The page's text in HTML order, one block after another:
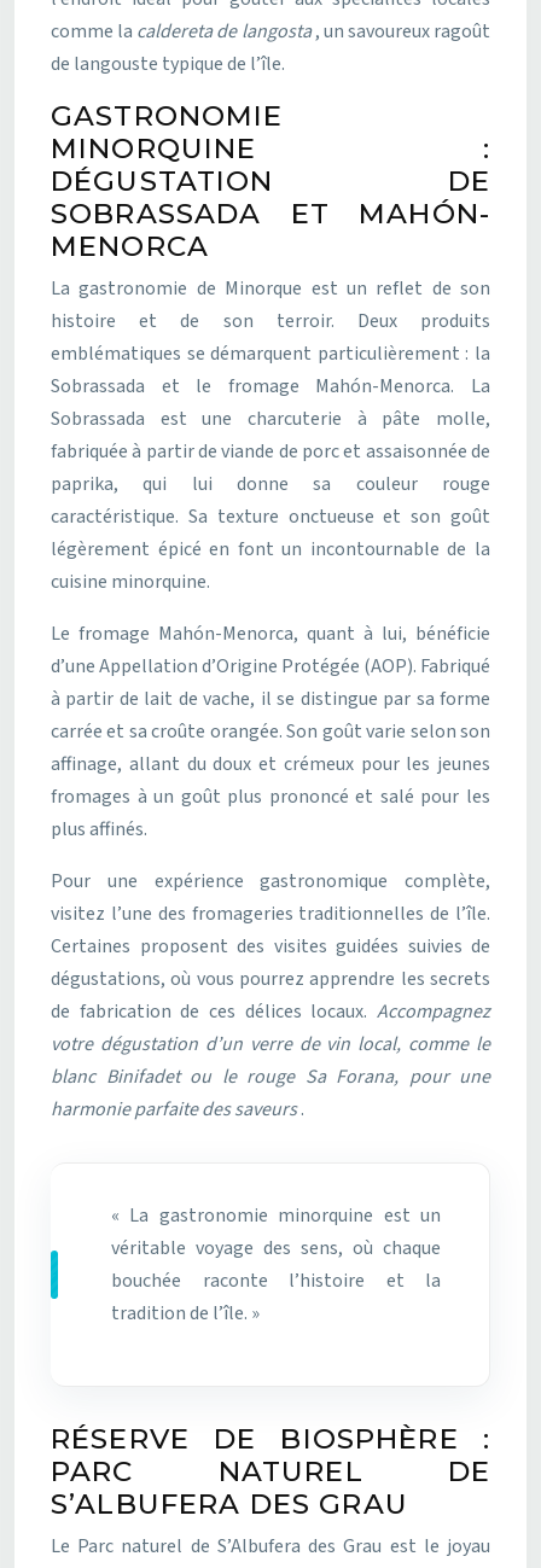
comme la caldereta de langosta, un savoureux ragoût
de langouste typique de l’île.
GASTRONOMIE
MINORQUINE :
DÉGUSTATION DE
SOBRASSADA ET MAHÓN-
MENORCA
La gastronomie de Minorque est un reflet de son
histoire et de son terroir. Deux produits
emblématiques se démarquent particulièrement : la
Sobrassada et le fromage Mahón-Menorca. La
Sobrassada est une charcuterie à pâte molle,
fabriquée à partir de viande de porc et assaisonnée de
paprika, qui lui donne sa couleur rouge
caractéristique. Sa texture onctueuse et son goût
légèrement épicé en font un incontournable de la
cuisine minorquine.
Le fromage Mahón-Menorca, quant à lui, bénéficie
d’une Appellation d’Origine Protégée (AOP). Fabriqué
à partir de lait de vache, il se distingue par sa forme
carrée et sa croûte orangée. Son goût varie selon son
affinage, allant du doux et crémeux pour les jeunes
fromages à un goût plus prononcé et salé pour les
plus affinés.
Pour une expérience gastronomique complète,
visitez l’une des fromageries traditionnelles de l’île.
Certaines proposent des visites guidées suivies de
dégustations, où vous pourrez apprendre les secrets
de fabrication de ces délices locaux. Accompagnez
votre dégustation d’un verre de vin local, comme le
blanc Binifadet ou le rouge Sa Forana, pour une
harmonie parfaite des saveurs.
« La gastronomie minorquine est un
véritable voyage des sens, où chaque
bouchée raconte l’histoire et la
tradition de l’île. »
RÉSERVE DE BIOSPHÈRE :
PARC NATUREL DE
S’ALBUFERA DES GRAU
Le Parc naturel de S’Albufera des Grau est le joyau